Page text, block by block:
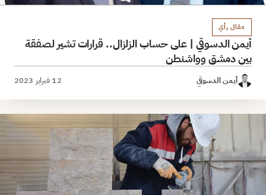
مقال رأي
أيمن الدسوقي | على حساب الزلزال.. قرارات تشير لصفقة
بين دمشق وواشنطن
أيمن الدسوقي 12 فبراير 2023